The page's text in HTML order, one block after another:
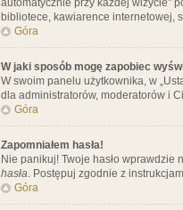
automatycznie przy każdej wizycie”
bibliotece, kawiarence internetowej,
Góra
W jaki sposób mogę zapobiec
W swoim panelu użytkownika, w
dla administratorów, moderatorów i
Góra
Zapomniałem hasła!
Nie panikuj! Twoje hasło
hasła. Postępuj zgodnie z
Góra